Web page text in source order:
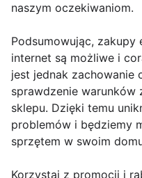
naszym oczekiwaniom.
Podsumowując,
internet są możliwe i
jest jednak zachowanie
sprawdzenie warunków
sklepu. Dzięki temu
problemów i będziemy
sprzętem w swoim
Korzystaj z promocji i